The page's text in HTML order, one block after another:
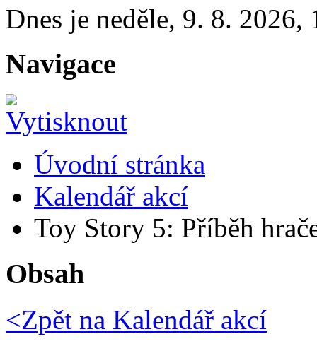
Dnes je neděle, 9. 8. 2026,
Navigace
Úvodní stránka
Kalendář akcí
Toy Story 5: Příběh
Obsah
<Zpět na Kalendář akcí